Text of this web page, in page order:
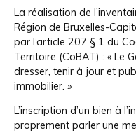
La réalisation de
Région de Bruxelles-
par l’article 207 § 1 du
Territoire (CoBAT) : « Le
dresser, tenir à jour et
immobilier. »
L’inscription d’un bien à
proprement parler une